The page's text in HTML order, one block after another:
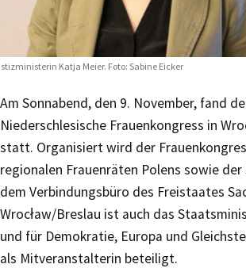
Katja Meier. Foto: Sabine Eicker
Am Sonnabend, den 9. November, fand
Niederschlesische Frauenkongress in
statt. Organisiert wird der
regionalen Frauenräten Polens sowie
dem Verbindungsbüro des Freistaates
Wrocław/Breslau ist auch das
und für Demokratie, Europa und
als Mitveranstalterin beteiligt.